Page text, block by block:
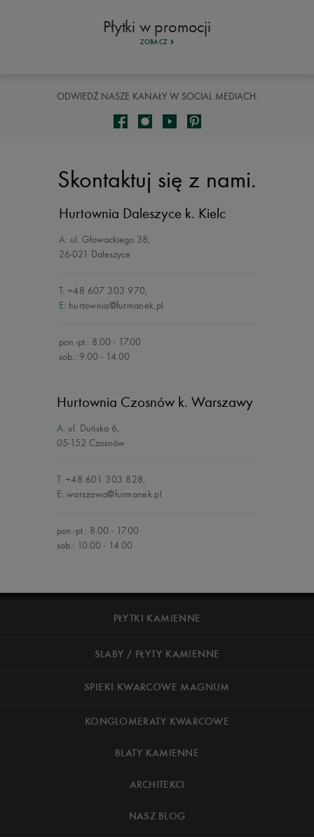
Płytki w promocji
ZOBACZ
ODWIEDŹ NASZE KANAŁY W SOCIAL MEDIACH:
Skontaktuj się z nami.
Hurtownia Daleszyce k. Kielc
A: ul. Głowackiego 38,
26-021 Daleszyce
T: +48 607 303 970,
E: hurtownia@furmanek.pl
pon.-pt.: 8.00 - 17.00
sob.: 9.00 - 14.00
Hurtownia Czosnów k. Warszawy
A: ul. Duńska 6,
05-152 Czosnów
T: +48 601 303 828,
E: warszawa@furmanek.pl
pon.-pt.: 8.00 - 17.00
sob.: 10.00 - 14.00
PŁYTKI KAMIENNE
SLABY / PŁYTY KAMIENNE
SPIEKI KWARCOWE MAGNUM
KONGLOMERATY KWARCOWE
BLATY KAMIENNE
ARCHITEKCI
NASZ BLOG